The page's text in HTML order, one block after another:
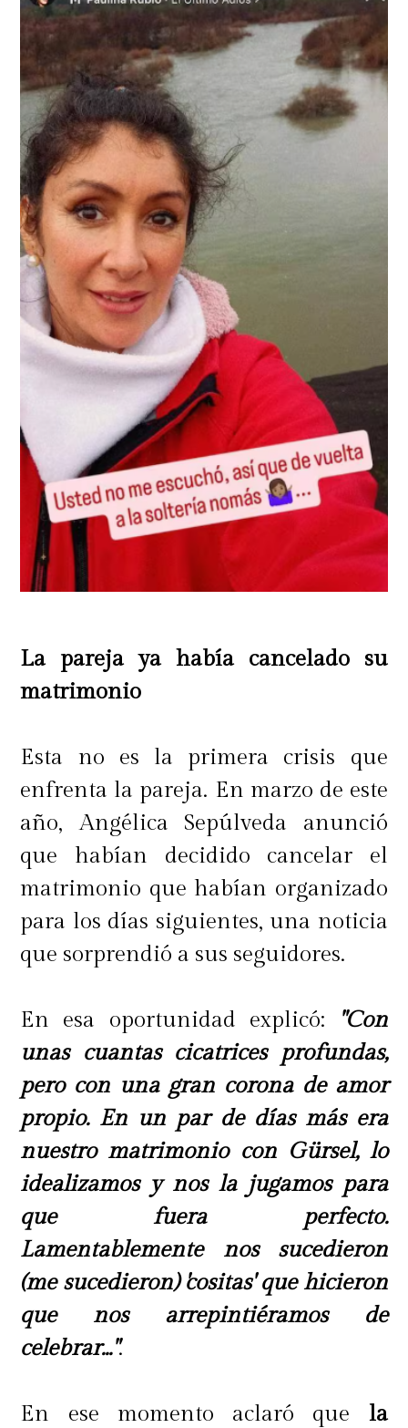
La pareja ya había cancelado su
matrimonio
Esta no es la primera crisis que
enfrenta la pareja. En marzo de este
año, Angélica Sepúlveda anunció
que habían decidido cancelar el
matrimonio que habían organizado
para los días siguientes, una noticia
que sorprendió a sus seguidores.
En esa oportunidad explicó:
"Con
unas cuantas cicatrices profundas,
pero con una gran corona de amor
propio. En un par de días más era
nuestro matrimonio con Gürsel, lo
idealizamos y nos la jugamos para
que fuera perfecto.
Lamentablemente nos sucedieron
(me sucedieron) 'cositas' que hicieron
que nos arrepintiéramos de
celebrar...".
En ese momento aclaró que la